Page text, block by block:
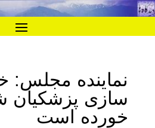
نماینده مجلس:
سازی
خورده است